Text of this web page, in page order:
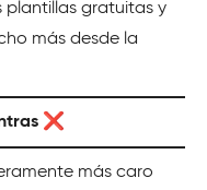
plantillas gratuitas y
más desde la
❌
más caro